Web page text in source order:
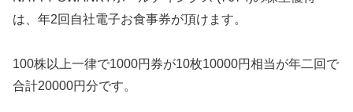
は、年2回自社電子お食事券が頂けます。
100株以上一律で1000円券が10枚10000円相当が年二回で
合計20000円分です。